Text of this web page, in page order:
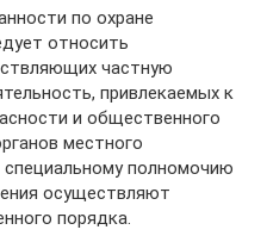
по охране
относить
частную
привлекаемых к
и общественного
местного
полномочию
осуществляют
порядка.